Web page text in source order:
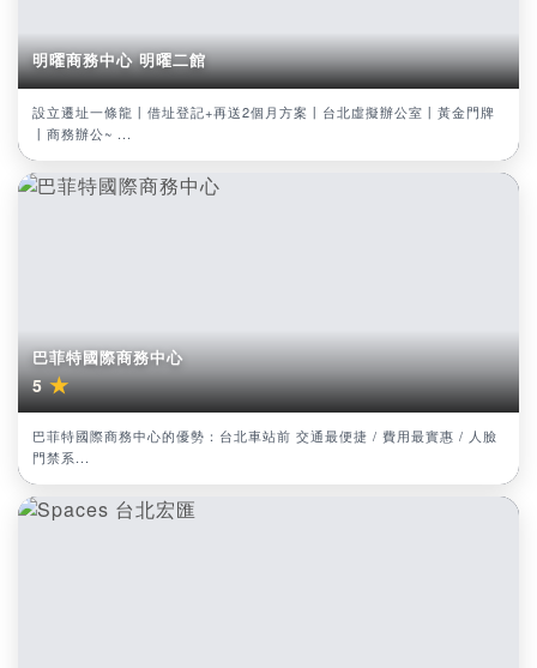
明曜商務中心 明曜二館
設立遷址一條龍丨借址登記+再送2個月方案丨台北虛擬辦公室丨黃金門牌
丨商務辦公~ ...
巴菲特國際商務中心
5★
巴菲特國際商務中心的優勢：台北車站前 交通最便捷 / 費用最實惠 / 人臉
門禁系...